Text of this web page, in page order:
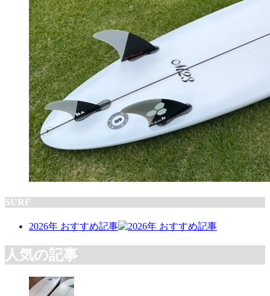
SURF
2026年 おすすめ記事
人気の記事